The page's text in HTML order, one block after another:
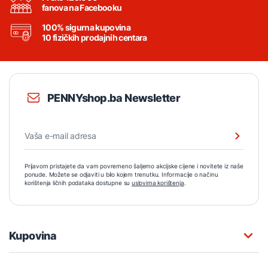
fanova na Facebooku
100% sigurna kupovina
10 fizičkih prodajnih centara
PENNYshop.ba Newsletter
Prijavom pristajete da vam povremeno šaljemo akcijske cijene i novitete iz naše
ponude. Možete se odjaviti u bilo kojem trenutku. Informacije o načinu
korištenja ličnih podataka dostupne su uslovima korištenja.
Kupovina